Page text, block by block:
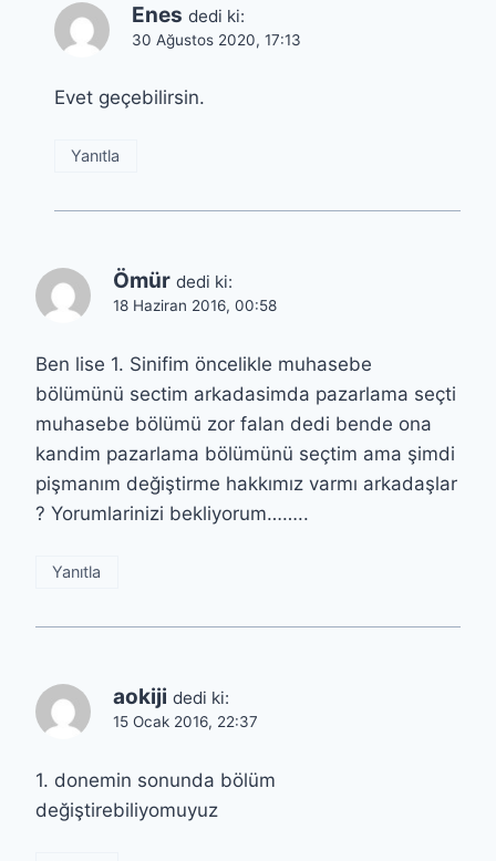
Enes dedi ki:
30 Ağustos 2020, 17:13
Evet geçebilirsin.
Yanıtla
Ömür dedi ki:
18 Haziran 2016, 00:58
Ben lise 1. Sinifim öncelikle muhasebe
bölümünü sectim arkadasimda pazarlama seçti
muhasebe bölümü zor falan dedi bende ona
kandim pazarlama bölümünü seçtim ama şimdi
pişmanım değiştirme hakkımız varmı arkadaşlar
? Yorumlarinizi bekliyorum……..
Yanıtla
aokiji dedi ki:
15 Ocak 2016, 22:37
1. donemin sonunda bölüm
değiştirebiliyomuyuz